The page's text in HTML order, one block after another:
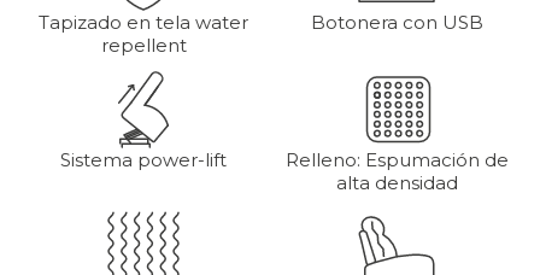
Tapizado en tela water
repellent
Botonera con USB
Sistema power-lift
Relleno: Espumación de
alta densidad